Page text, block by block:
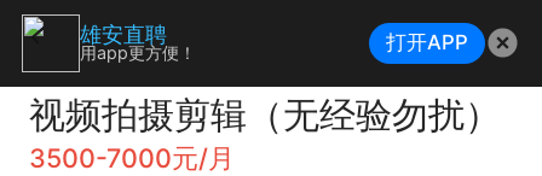
视频拍摄剪辑（无经验勿扰）
3500-7000元/月
雄安直聘
用app更方便！ 打开APP